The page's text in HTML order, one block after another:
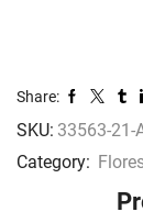
Share:
SKU: 33563-21-
Category: